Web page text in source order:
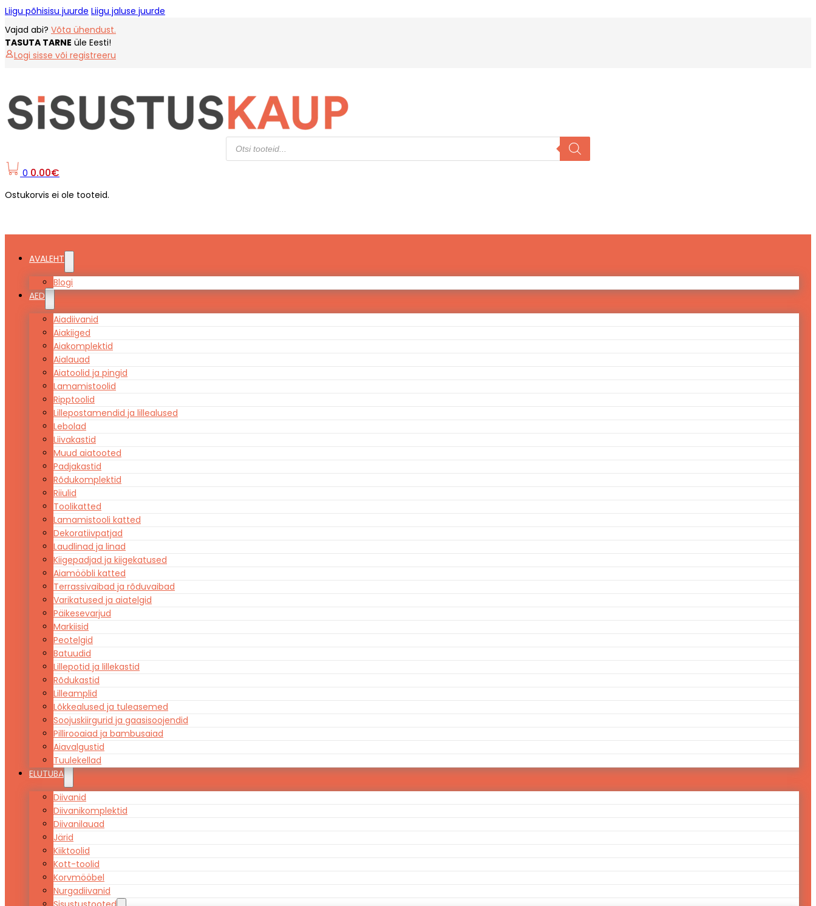
Liigu põhisisu juurde Liigu jaluse juurde
Vajad abi? Võta ühendust.
TASUTA TARNE üle Eesti!
Logi sisse või registreeru
Products
search
0 0.00€
Ostukorvis ei ole tooteid.
AVALEHT
Blogi
AED
Aiadiivanid
Aiakiiged
Aiakomplektid
Aialauad
Aiatoolid ja pingid
Lamamistoolid
Ripptoolid
Lillepostamendid ja lillealused
Lebolad
Liivakastid
Muud aiatooted
Padjakastid
Rõdukomplektid
Riiulid
Toolikatted
Lamamistooli katted
Dekoratiivpatjad
Laudlinad ja linad
Kiigepadjad ja kiigekatused
Aiamööbli katted
Terrassivaibad ja rõduvaibad
Varikatused ja aiatelgid
Päikesevarjud
Markiisid
Peotelgid
Batuudid
Lillepotid ja lillekastid
Rõdukastid
Lilleamplid
Lõkkealused ja tuleasemed
Soojuskiirgurid ja gaasisoojendid
Pillirooaiad ja bambusaiad
Aiavalgustid
Tuulekellad
ELUTUBA
Diivanid
Diivanikomplektid
Diivanilauad
Järid
Kiiktoolid
Kott-toolid
Korvmööbel
Nurgadiivanid